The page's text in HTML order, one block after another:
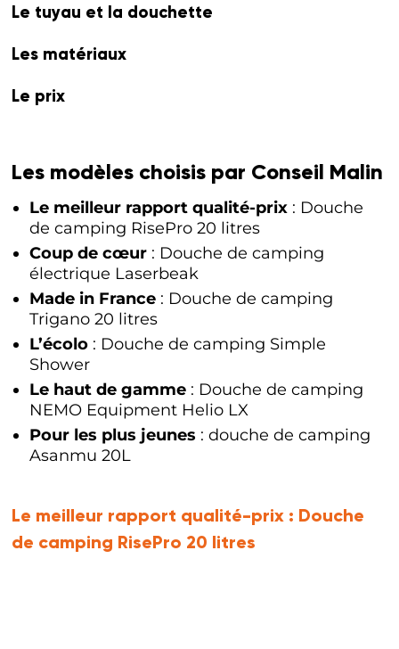
Le tuyau et la douchette
Les matériaux
Le prix
Les modèles choisis par Conseil Malin
Le meilleur rapport qualité-prix : Douche
de camping RisePro 20 litres
Coup de cœur : Douche de camping
électrique Laserbeak
Made in France : Douche de camping
Trigano 20 litres
L’écolo : Douche de camping Simple
Shower
Le haut de gamme : Douche de camping
NEMO Equipment Helio LX
Pour les plus jeunes : douche de camping
Asanmu 20L
Le meilleur rapport qualité-prix : Douche
de camping RisePro 20 litres